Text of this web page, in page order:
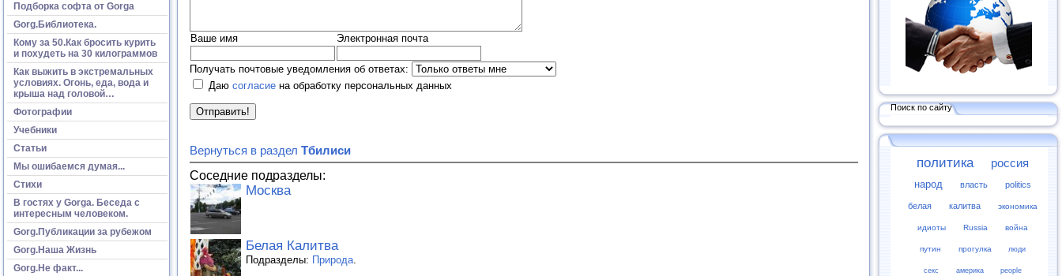
Подборка софта от Gorga
Gorg.Библиотека.
Кому за 50.Как бросить курить
и похудеть на 30 килограммов
Как выжить в экстремальных
условиях. Огонь, еда, вода и
крыша над головой…
Фотографии
Учебники
Статьи
Мы ошибаемся думая...
Стихи
В гостях у Gorga. Беседа с
интересным человеком.
Gorg.Публикации за рубежом
Gorg.Наша Жизнь
Gorg.Не факт...
Ваше имя Электронная почта
Получать почтовые уведомления об ответах:
Даю согласие на обработку персональных данных
Вернуться в раздел Тбилиси
Соседние подразделы:
Москва
Белая Калитва
Подразделы: Природа
Поиск по сайту
политика россия
народ власть politics
белая калитва экономика
идиоты Russia война
путин прогулка люди
секс америка people